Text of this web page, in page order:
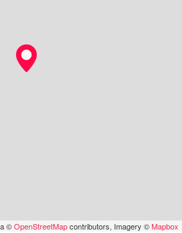
©OpenStreetMapcontributors, Imagery ©Mapbox